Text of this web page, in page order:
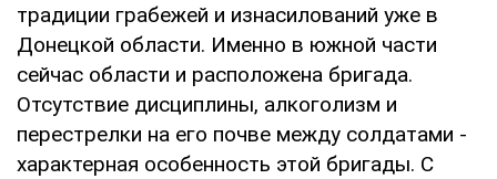
традиции грабежей и изнасилований уже в
Донецкой области. Именно в южной части
сейчас области и расположена бригада.
Отсутствие дисциплины, алкоголизм и
перестрелки на его почве между солдатами -
характерная особенность этой бригады. С